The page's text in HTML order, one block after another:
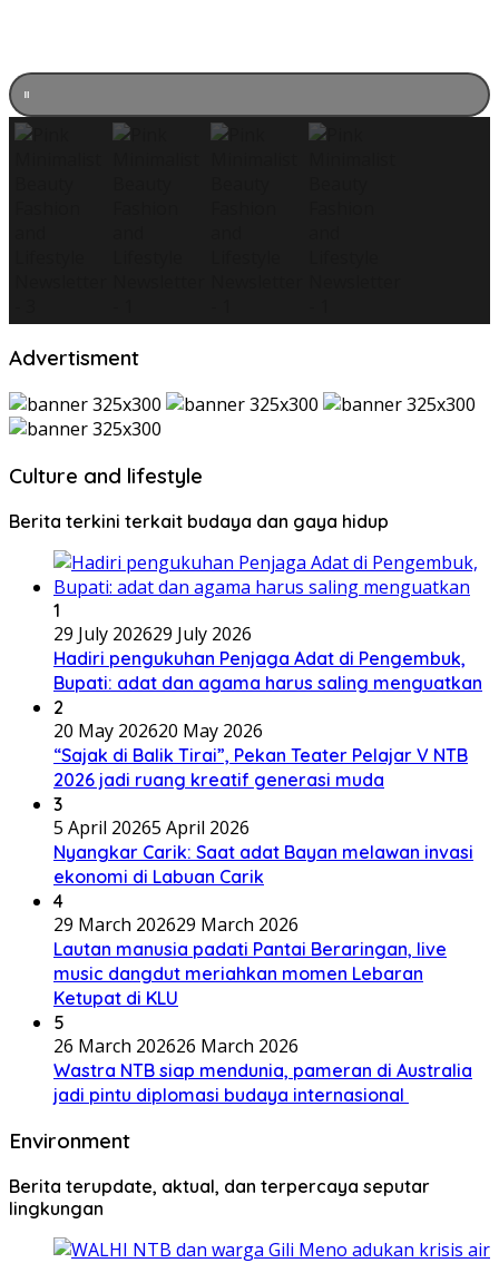
Advertisment
Culture and lifestyle
Berita terkini terkait budaya dan gaya hidup
1
29 July 202629 July 2026
Hadiri pengukuhan Penjaga Adat di Pengembuk,
Bupati: adat dan agama harus saling menguatkan
2
20 May 202620 May 2026
“Sajak di Balik Tirai”, Pekan Teater Pelajar V NTB
2026 jadi ruang kreatif generasi muda
3
5 April 20265 April 2026
Nyangkar Carik: Saat adat Bayan melawan invasi
ekonomi di Labuan Carik
4
29 March 202629 March 2026
Lautan manusia padati Pantai Beraringan, live
music dangdut meriahkan momen Lebaran
Ketupat di KLU
5
26 March 202626 March 2026
Wastra NTB siap mendunia, pameran di Australia
jadi pintu diplomasi budaya internasional
Environment
Berita terupdate, aktual, dan terpercaya seputar
lingkungan